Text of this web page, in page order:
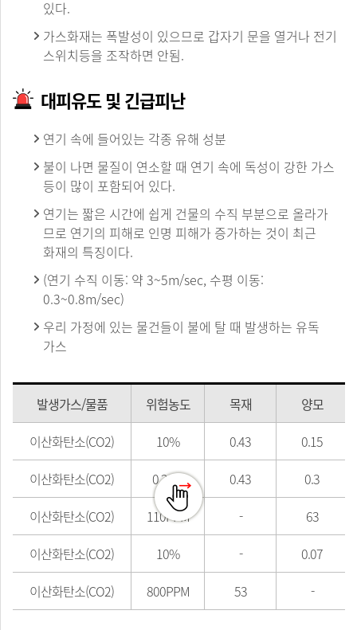
있다.
가스화재는 폭발성이 있으므로 갑자기 문을 열거나 전기
스위치등을 조작하면 안됨.
대피유도 및 긴급피난
연기 속에 들어있는 각종 유해 성분
불이 나면 물질이 연소할 때 연기 속에 독성이 강한 가스
등이 많이 포함되어 있다.
연기는 짧은 시간에 쉽게 건물의 수직 부분으로 올라가
므로 연기의 피해로 인명 피해가 증가하는 것이 최근
화재의 특징이다.
(연기 수직 이동: 약 3~5m/sec, 수평 이동:
0.3~0.8m/sec)
우리 가정에 있는 물건들이 불에 탈 때 발생하는 유독
가스
발생가스/물품 위험농도 목재
양모
이산화탄소(CO2)
10% 0.43
0.15
이산화탄소(CO2)
0.20% 0.43
0.3
이산화탄소(CO2)
110PPM -
63
이산화탄소(CO2)
10% -
0.07
이산화탄소(CO2)
800PPM 53 -